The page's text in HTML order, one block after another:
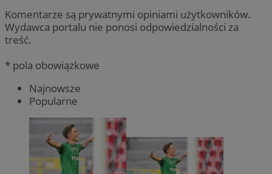
Komentarze są prywatnymi opiniami użytkowników.
Wydawca portalu nie ponosi odpowiedzialności za
treść.
* pola obowiązkowe
Najnowsze
Popularne